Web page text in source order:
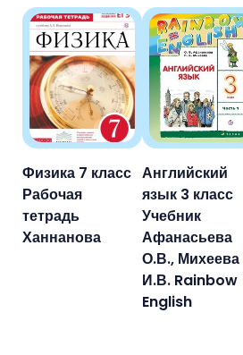
Физика 7 класс
Рабочая
тетрадь
Ханнанова
Английский
язык 3 класс
Учебник
Афанасьева
О.В., Михеева
И.В. Rainbow
English